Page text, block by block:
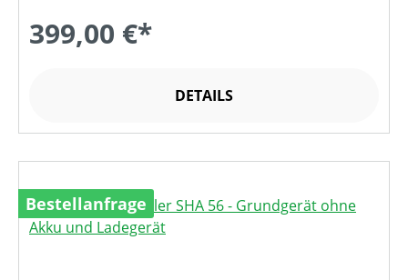
399,00 €*
DETAILS
Bestellanfrage